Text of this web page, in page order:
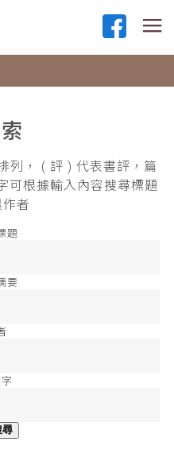
列， ( 評 ) 代表書評，篇
可根據輸入內容搜尋標題
者
題
要
尋